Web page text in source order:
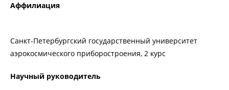
Аффилиация
Санкт-Петербургский государственный университет
аэрокосмического приборостроения, 2 курс
Научный руководитель